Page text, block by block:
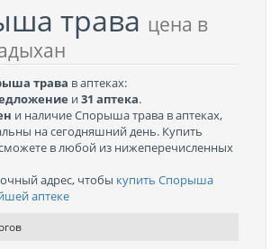
трава цена в
трава в аптеках:
и31 аптека.
и наличие Спорыша трава в аптеках,
на сегодняшний день. Купить
в любой из нижеперечисленных
адрес, чтобы купить Спорыша
аптеке